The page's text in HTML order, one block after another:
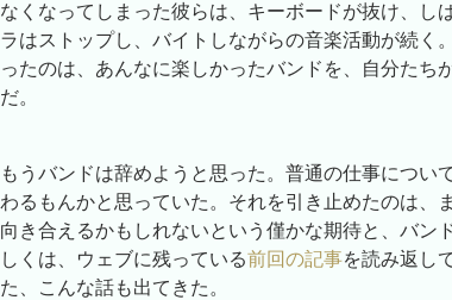
なくなってしまった彼らは、キーボードが抜け、し
ラはストップし、バイトしながらの音楽活動が続く
ったのは、あんなに楽しかったバンドを、自分たち
だ。
もうバンドは辞めようと思った。普通の仕事につい
わるもんかと思っていた。それを引き止めたのは、
向き合えるかもしれないという僅かな期待と、バン
しくは、ウェブに残っている前回の記事を読み返し
た、こんな話も出てきた。